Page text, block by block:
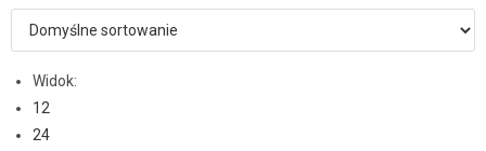
Widok:
12
24